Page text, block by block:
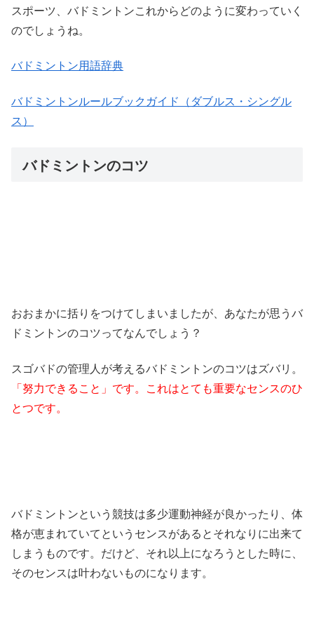
スポーツ、バドミントンこれからどのように変わっていく
のでしょうね。
バドミントン用語辞典
バドミントンルールブックガイド（ダブルス・シングル
ス）
バドミントンのコツ
おおまかに括りをつけてしまいましたが、あなたが思うバ
ドミントンのコツってなんでしょう？
スゴバドの管理人が考えるバドミントンのコツはズバリ。
「努力できること」です。これはとても重要なセンスのひ
とつです。
バドミントンという競技は多少運動神経が良かったり、体
格が恵まれていてというセンスがあるとそれなりに出来て
しまうものです。だけど、それ以上になろうとした時に、
そのセンスは叶わないものになります。